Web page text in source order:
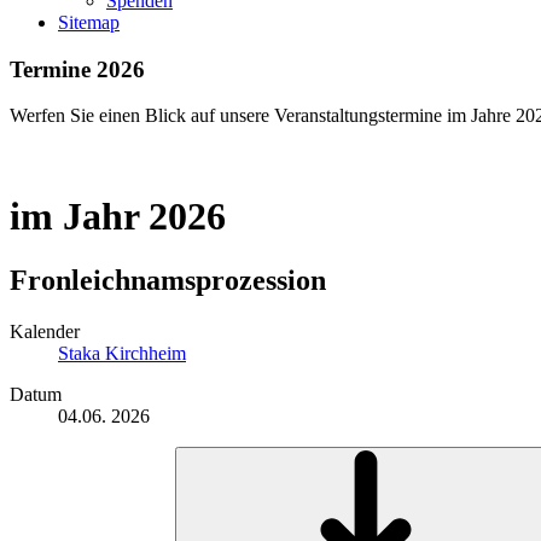
Sitemap
Termine 2026
Werfen Sie einen Blick auf unsere Veranstaltungstermine im Jahre
im Jahr 2026
Fronleichnamsprozession
Kalender
Staka Kirchheim
Datum
04.06. 2026